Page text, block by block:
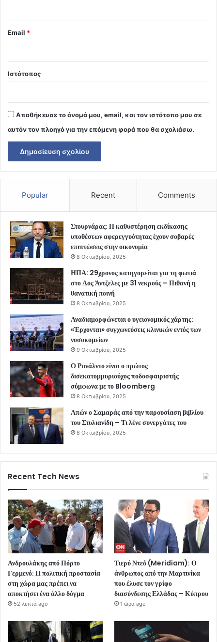
Email *
Ιστότοπος
Αποθήκευσε το όνομά μου, email, και τον ιστότοπο μου σε
αυτόν τον πλοηγό για την επόμενη φορά που θα σχολιάσω.
Popular Recent Comments
Στουρνάρας: Η καθυστέρηση εκδίκασης
υποθέσεων αφερεγγυότητας έχουν σοβαρές
επιπτώσεις στην οικονομία
8 Οκτωβρίου, 2025
ΗΠΑ: 29χρονος κατηγορείται για τη φωτιά
στο Λος Άντζελες με 31 νεκρούς – Πιθανή η
θανατική ποινή
8 Οκτωβρίου, 2025
Αναδιαμορφώνεται ο υγειονομικός χάρτης:
«Έρχονται» συγχωνεύσεις κλινικών εντός των
νοσοκομείων
9 Οκτωβρίου, 2025
Ο Ρονάλντο είναι ο πρώτος
δισεκατομμυριούχος ποδοσφαιριστής
σύμφωνα με το Bloomberg
8 Οκτωβρίου, 2025
Απών ο Σαμαράς από την παρουσίαση βιβλίου
του Στυλιανίδη – Τι λένε συνεργάτες του
8 Οκτωβρίου, 2025
Recent Tech News
Ανδρουλάκης από Πόρτο
Γερμενό: Η πολιτική προστασία
στη χώρα μας πρέπει να
αποκτήσει ένα άλλο δόγμα
52 λεπτά ago
Τιερύ Ντεό (Meridiam): Ο
άνθρωπος από την Μαρτινίκα
που έλυσε τον γρίφο
διασύνδεσης Ελλάδας – Κύπρου
1 ώρα ago